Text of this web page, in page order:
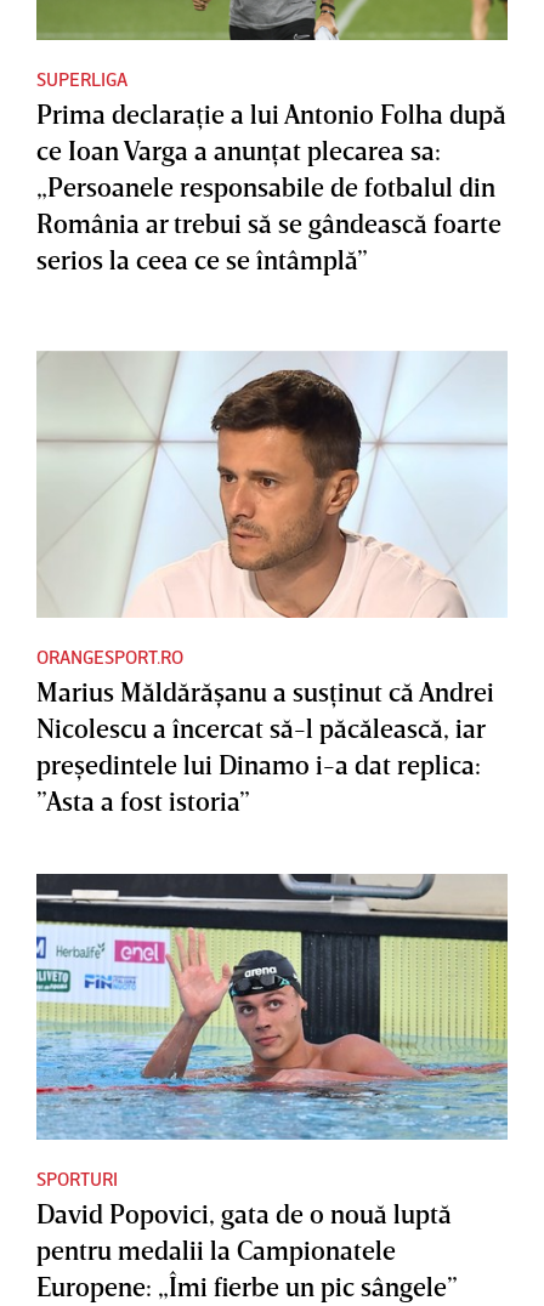
SUPERLIGA
Prima declaraţie a lui Antonio Folha după
ce Ioan Varga a anunţat plecarea sa:
„Persoanele responsabile de fotbalul din
România ar trebui să se gândească foarte
serios la ceea ce se întâmplă”
ORANGESPORT.RO
Marius Măldărăşanu a susţinut că Andrei
Nicolescu a încercat să-l păcălească, iar
preşedintele lui Dinamo i-a dat replica:
”Asta a fost istoria”
SPORTURI
David Popovici, gata de o nouă luptă
pentru medalii la Campionatele
Europene: „Îmi fierbe un pic sângele”